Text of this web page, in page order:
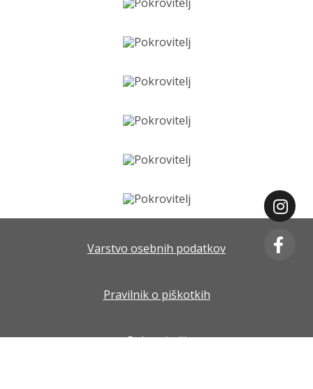
Varstvo osebnih podatkov
Pravilnik o piškotkih
Pokrovitelji